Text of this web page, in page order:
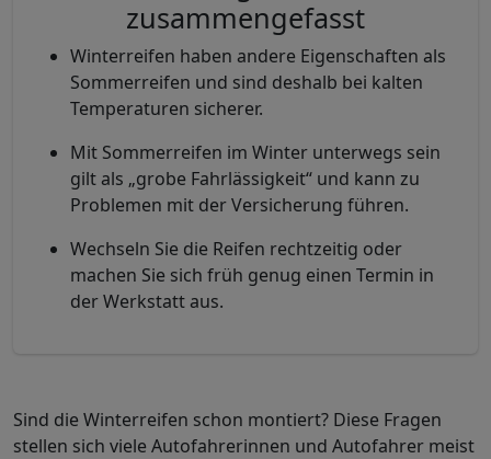
zusammengefasst
Winterreifen haben andere Eigenschaften als
Sommerreifen und sind deshalb bei kalten
Temperaturen sicherer.
Mit Sommerreifen im Winter unterwegs sein
gilt als „grobe Fahrlässigkeit“ und kann zu
Problemen mit der Versicherung führen.
Wechseln Sie die Reifen rechtzeitig oder
machen Sie sich früh genug einen Termin in
der Werkstatt aus.
Sind die Winterreifen schon montiert? Diese Fragen
stellen sich viele Autofahrerinnen und Autofahrer meist